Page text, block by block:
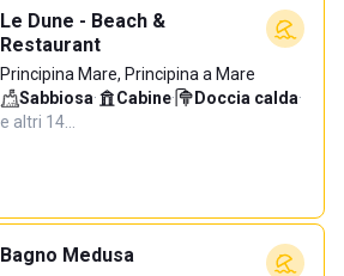
Le Dune - Beach &
Restaurant
Principina Mare, Principina a Mare
Sabbiosa· Cabine· Doccia calda·
e altri 14…
Bagno Medusa